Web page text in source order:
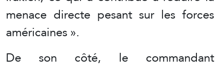
menace directe pesant sur les forces
américaines ».
De son côté, le commandant